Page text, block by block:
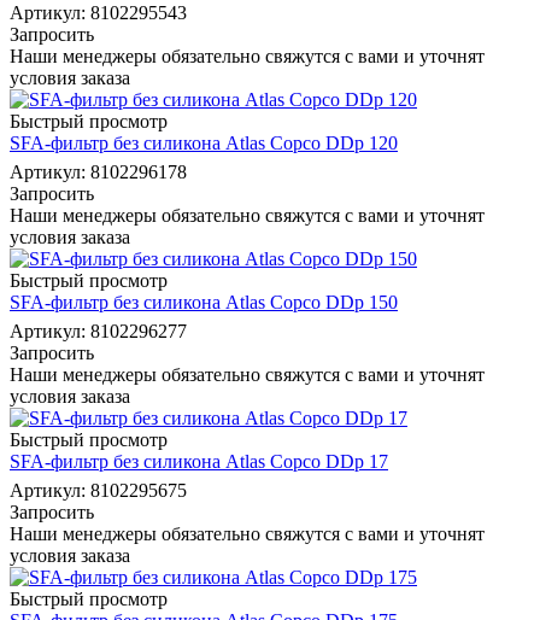
Артикул: 8102295543
Запросить
Наши менеджеры обязательно свяжутся с вами и уточнят
условия заказа
Быстрый просмотр
SFA-фильтр без силикона Atlas Copco DDp 120
Артикул: 8102296178
Запросить
Наши менеджеры обязательно свяжутся с вами и уточнят
условия заказа
Быстрый просмотр
SFA-фильтр без силикона Atlas Copco DDp 150
Артикул: 8102296277
Запросить
Наши менеджеры обязательно свяжутся с вами и уточнят
условия заказа
Быстрый просмотр
SFA-фильтр без силикона Atlas Copco DDp 17
Артикул: 8102295675
Запросить
Наши менеджеры обязательно свяжутся с вами и уточнят
условия заказа
Быстрый просмотр